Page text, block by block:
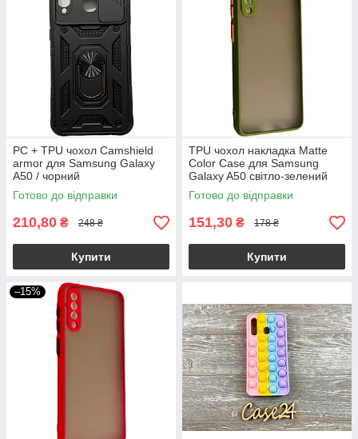
PC + TPU чохол Camshield
armor для Samsung Galaxy
A50 / чорний
Готово до відправки
210,80 ₴ 248 ₴
Купити
TPU чохол накладка Matte
Color Case для Samsung
Galaxy A50 світло-зелений
Готово до відправки
151,30 ₴ 178 ₴
Купити
–15%